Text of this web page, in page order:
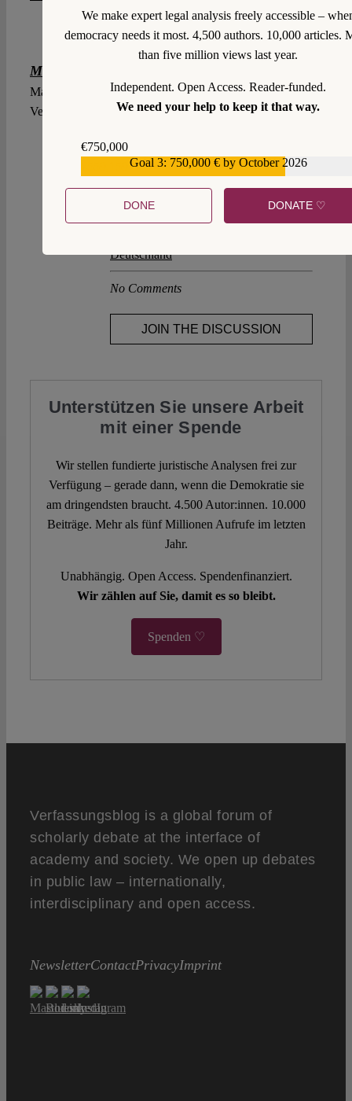
Maximilian Steinbeis
Maximilian Steinbeis ist Gründer und Herausgeber des
Verfassungsblogs.
Explore posts related to this:
Datenschutz,Grundrechte,innere
Überwachung
Deutschland
No Comments
JOIN THE DISCUSSION
Unterstützen Sie unsere Arbeit
mit einer Spende
Wir stellen fundierte juristische Analysen frei zur
Verfügung – gerade dann, wenn die Demokratie sie
am dringendsten braucht. 4.500 Autor:innen. 10.000
Beiträge. Mehr als fünf Millionen Aufrufe im letzten
Jahr.
Unabhängig. Open Access. Spendenfinanziert.
Wir zählen auf Sie, damit es so bleibt.
Spenden ♡
Verfassungsblog is a global forum of
scholarly debate at the interface of
academy and society. We open up debates
in public law – internationally,
interdisciplinary and open access.
NewsletterContactPrivacyImprint
We make expert legal analysis freely accessible –
democracy needs it most. 4,500 authors. 10,000 articles.
than five million views last year.
Independent. Open Access. Reader-funded.
We need your help to keep it that way.
€750,000
Goal 3: 750,000 € by October 2026
DONE DONATE ♡